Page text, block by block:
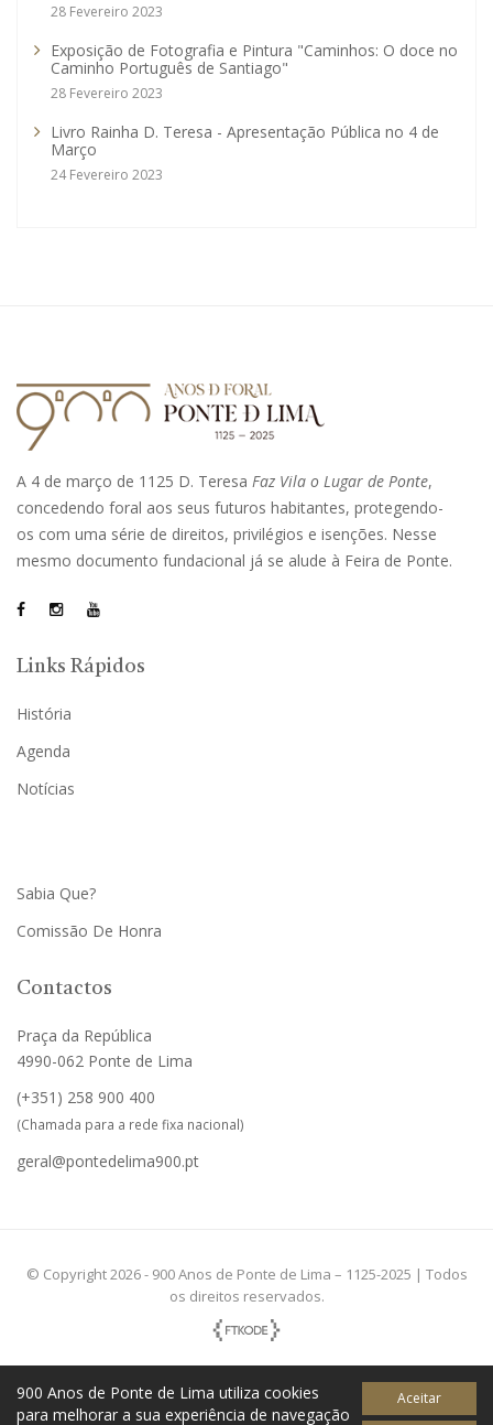
28 Fevereiro 2023
Exposição de Fotografia e Pintura "Caminhos: O doce no
Caminho Português de Santiago"
28 Fevereiro 2023
Livro Rainha D. Teresa - Apresentação Pública no 4 de
Março
24 Fevereiro 2023
A 4 de março de 1125 D. Teresa Faz Vila o Lugar de Ponte,
concedendo foral aos seus futuros habitantes, protegendo-
os com uma série de direitos, privilégios e isenções. Nesse
mesmo documento fundacional já se alude à Feira de Ponte.
Links Rápidos
História
Agenda
Notícias
Sabia Que?
Comissão De Honra
Contactos
Praça da República
4990-062 Ponte de Lima
(+351) 258 900 400
(Chamada para a rede fixa nacional)
geral@pontedelima900.pt
© Copyright 2026 - 900 Anos de Ponte de Lima – 1125-2025 | Todos
os direitos reservados.
900 Anos de Ponte de Lima utiliza cookies
para melhorar a sua experiência de navegação
Aceitar